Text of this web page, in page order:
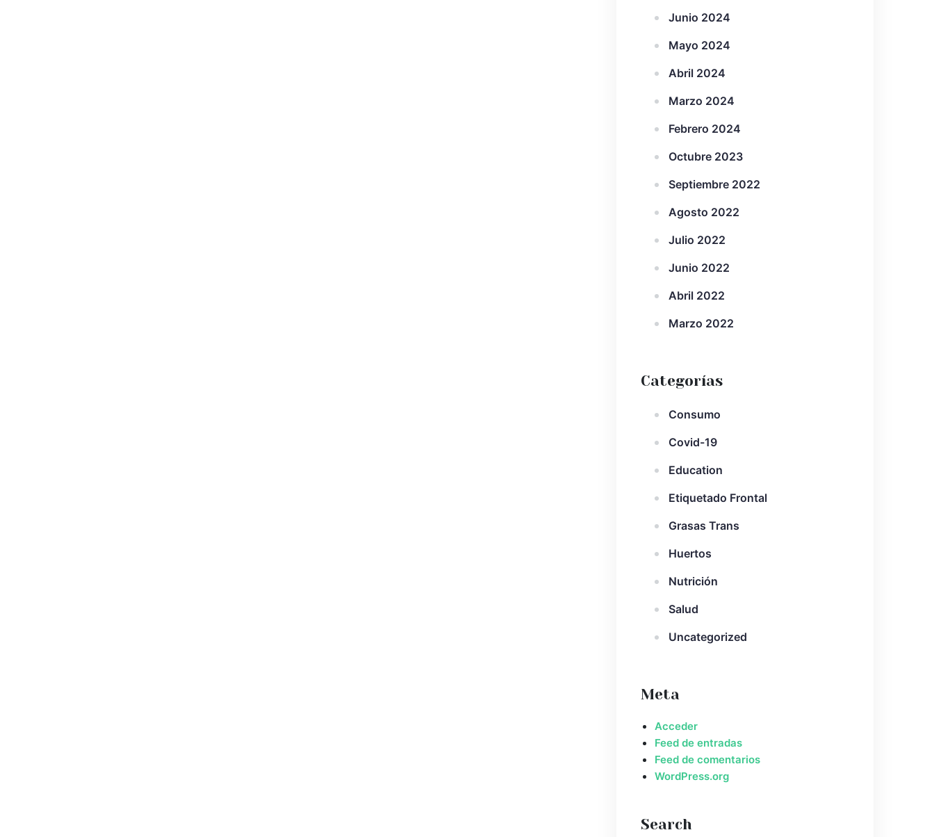
Junio 2024
Mayo 2024
Abril 2024
Marzo 2024
Febrero 2024
Octubre 2023
Septiembre 2022
Agosto 2022
Julio 2022
Junio 2022
Abril 2022
Marzo 2022
Categorías
Consumo
Covid-19
Education
Etiquetado Frontal
Grasas Trans
Huertos
Nutrición
Salud
Uncategorized
Meta
Acceder
Feed de entradas
Feed de comentarios
WordPress.org
Search